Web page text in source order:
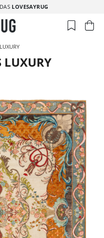
LOVESAYRUG
LUXURY